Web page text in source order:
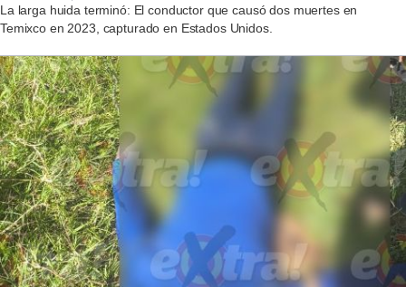
La larga huida terminó: El conductor que causó dos muertes en
Temixco en 2023, capturado en Estados Unidos.